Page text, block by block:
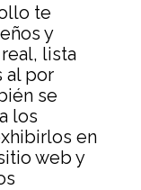
te
y
lista
al por
se
los
en
web y